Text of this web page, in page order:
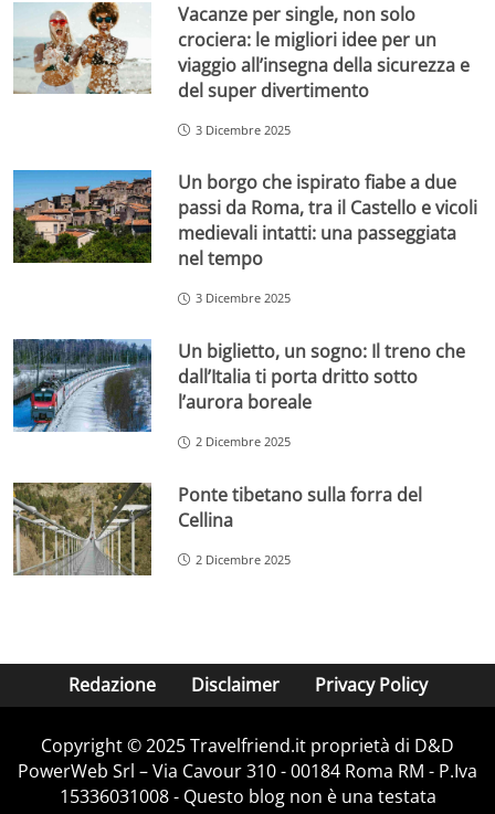
Vacanze per single, non solo
crociera: le migliori idee per un
viaggio all’insegna della sicurezza e
del super divertimento
3 Dicembre 2025
Un borgo che ispirato fiabe a due
passi da Roma, tra il Castello e vicoli
medievali intatti: una passeggiata
nel tempo
3 Dicembre 2025
Un biglietto, un sogno: Il treno che
dall’Italia ti porta dritto sotto
l’aurora boreale
2 Dicembre 2025
Ponte tibetano sulla forra del
Cellina
2 Dicembre 2025
Redazione Disclaimer Privacy Policy
Copyright © 2025 Travelfriend.it proprietà di D&D
PowerWeb Srl – Via Cavour 310 - 00184 Roma RM - P.Iva
15336031008 - Questo blog non è una testata